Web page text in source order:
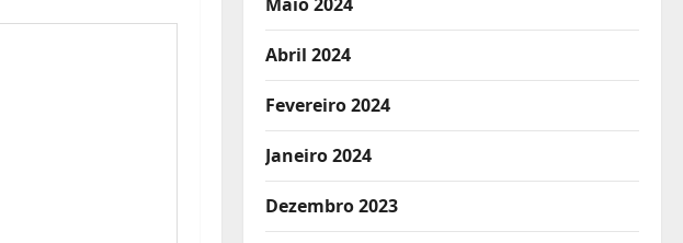
Abril 2024
Fevereiro 2024
Janeiro 2024
Dezembro 2023